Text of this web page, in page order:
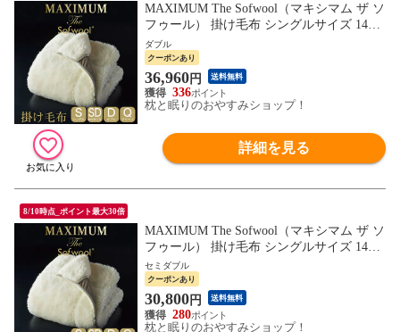
MAXIMUM The Sofwool（マキシマム ザ ソ
フゥール） 掛け毛布 シングルサイズ 140×
190cm セミダブルサイズ 160×190cm ダブ
ルサイズ 180×190cm クイーンサイズ 200×1
90cm
ダブル
クーポンあり
36,960円 送料無料
336
枕と眠りのおやすみショップ！
詳細を見る
8/10時点_ポイント最大30倍
MAXIMUM The Sofwool（マキシマム ザ ソ
フゥール） 掛け毛布 シングルサイズ 140×
190cm セミダブルサイズ 160×190cm ダブ
ルサイズ 180×190cm クイーンサイズ 200×1
90cm
セミダブル
クーポンあり
30,800円 送料無料
280
枕と眠りのおやすみショップ！